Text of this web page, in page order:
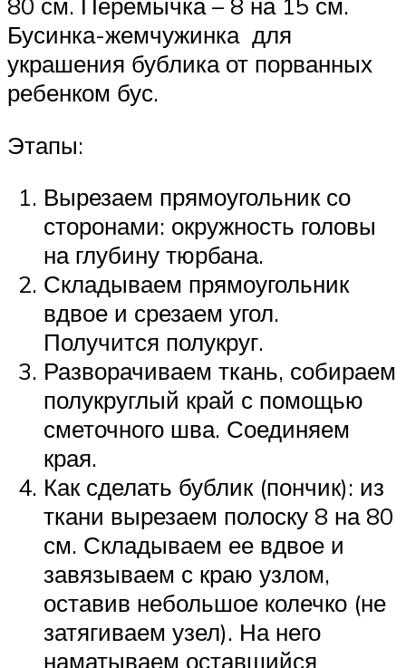
Бусинка-жемчужинка для
украшения бублика от порванных
ребенком бус.
Этапы:
Вырезаем прямоугольник со
сторонами: окружность головы
на глубину тюрбана.
Складываем прямоугольник
вдвое и срезаем угол.
Получится полукруг.
Разворачиваем ткань, собираем
полукруглый край с помощью
сметочного шва. Соединяем
края.
Как сделать бублик (пончик): из
ткани вырезаем полоску 8 на 80
см. Складываем ее вдвое и
завязываем с краю узлом,
оставив небольшое колечко (не
затягиваем узел). На него
наматываем оставшийся